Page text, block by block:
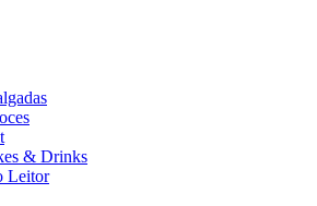
& Drinks
Leitor